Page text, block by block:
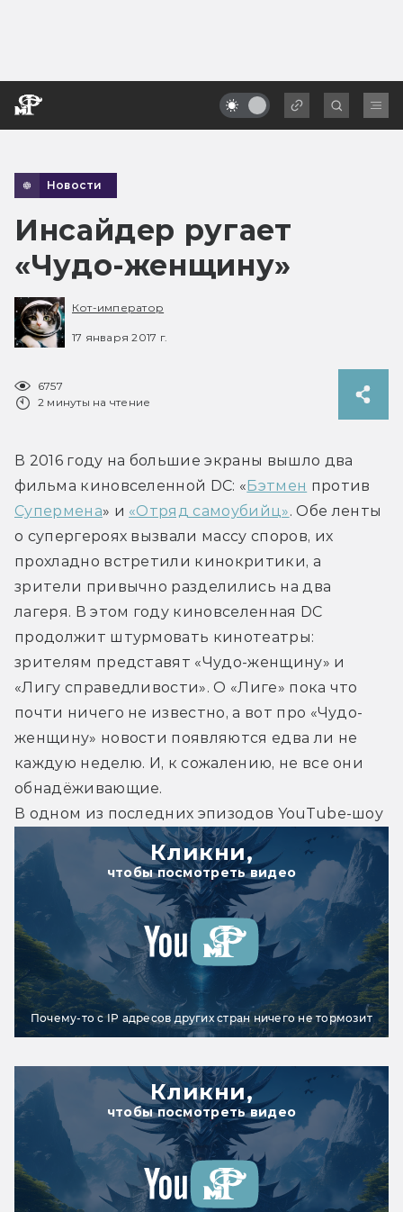
Новости
Инсайдер ругает
«Чудо-женщину»
Кот-император
17 января 2017 г.
6757
2 минуты на чтение
В 2016 году на большие экраны вышло два
фильма киновселенной DC: «Бэтмен
Супермена» и «Отряд самоубийц». Обе ленты
о супергероях вызвали массу споров, их
прохладно встретили кинокритики, а
зрители привычно разделились на два
лагеря. В этом году киновселенная DC
продолжит штурмовать кинотеатры:
зрителям представят «Чудо-женщину» и
«Лигу справедливости». О «Лиге» пока что
почти ничего не известно, а вот про «Чудо-
женщину» новости появляются едва ли не
каждую неделю. И, к сожалению, не все они
обнадёживающие.
В одном из последних эпизодов YouTube-шоу
Кликни,
чтобы посмотреть видео
Почему-то с IP адресов других стран ничего не тормозит
Кликни,
чтобы посмотреть видео